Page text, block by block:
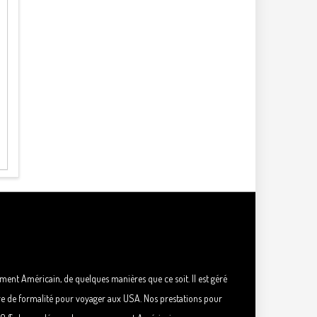
Américain, de quelques manières que ce soit. Il est géré
de formalité pour voyager aux USA. Nos prestations pour